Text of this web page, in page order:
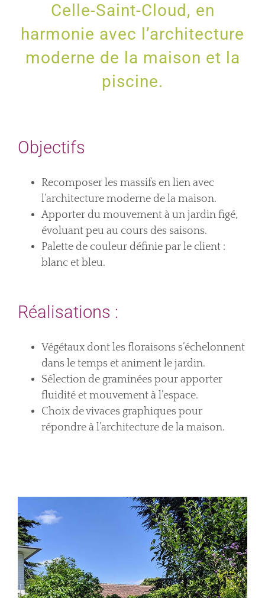
Celle-Saint-Cloud, en
harmonie avec l’architecture
moderne de la maison et la
piscine.
Objectifs
Recomposer les massifs en lien avec
l’architecture moderne de la maison.
Apporter du mouvement à un jardin figé,
évoluant peu au cours des saisons.
Palette de couleur définie par le client :
blanc et bleu.
Réalisations :
Végétaux dont les floraisons s’échelonnent
dans le temps et animent le jardin.
Sélection de graminées pour apporter
fluidité et mouvement à l’espace.
Choix de vivaces graphiques pour
répondre à l’architecture de la maison.